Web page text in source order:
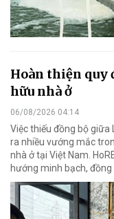
Hoàn thiện quy
hữu nhà ở
06/08/2026 04:14
Việc thiếu đồng bộ giữa
ra nhiều vướng mắc
nhà ở tại Việt Nam.
hướng minh bạch,